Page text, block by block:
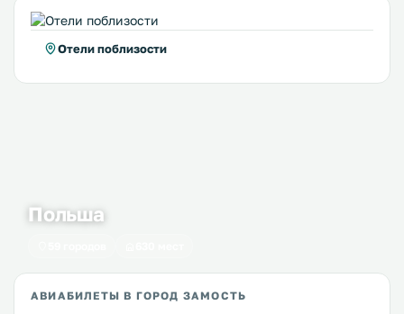
Отели поблизости
Польша
АВИАБИЛЕТЫ В ГОРОД ЗАМОСТЬ